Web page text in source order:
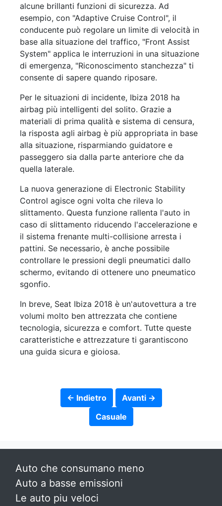
alcune brillanti funzioni di sicurezza. Ad
esempio, con "Adaptive Cruise Control", il
conducente può regolare un limite di velocità in
base alla situazione del traffico, "Front Assist
System" applica le interruzioni in una situazione
di emergenza, "Riconoscimento stanchezza" ti
consente di sapere quando riposare.
Per le situazioni di incidente, Ibiza 2018 ha
airbag più intelligenti del solito. Grazie a
materiali di prima qualità e sistema di censura,
la risposta agli airbag è più appropriata in base
alla situazione, risparmiando guidatore e
passeggero sia dalla parte anteriore che da
quella laterale.
La nuova generazione di Electronic Stability
Control agisce ogni volta che rileva lo
slittamento. Questa funzione rallenta l'auto in
caso di slittamento riducendo l'accelerazione e
il sistema frenante multi-collisione arresta i
pattini. Se necessario, è anche possibile
controllare le pressioni degli pneumatici dallo
schermo, evitando di ottenere uno pneumatico
sgonfio.
In breve, Seat Ibiza 2018 è un'autovettura a tre
volumi molto ben attrezzata che contiene
tecnologia, sicurezza e comfort. Tutte queste
caratteristiche e attrezzature ti garantiscono
una guida sicura e gioiosa.
← Indietro
Avanti →
Casuale
Auto che consumano meno
Auto a basse emissioni
Le auto piu veloci